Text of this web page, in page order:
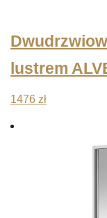
lustrem
1476 zł